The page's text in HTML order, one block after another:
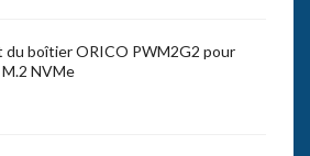
du boîtier ORICO PWM2G2 pour
M.2 NVMe